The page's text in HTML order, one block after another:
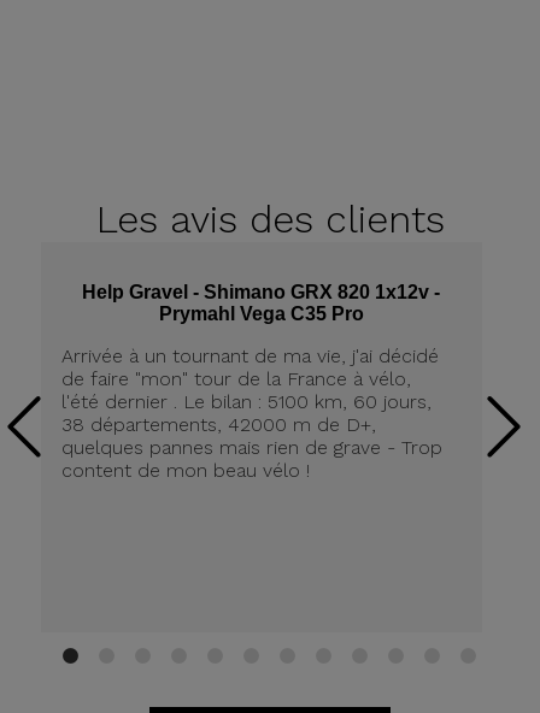
Les avis des clients
Help Gravel - Shimano GRX 820 1x12v -
Prymahl Vega C35 Pro
Arrivée à un tournant de ma vie, j'ai décidé
de faire "mon" tour de la France à vélo,
l'été dernier . Le bilan : 5100 km, 60 jours,
38 départements, 42000 m de D+,
quelques pannes mais rien de grave - Trop
content de mon beau vélo !
1